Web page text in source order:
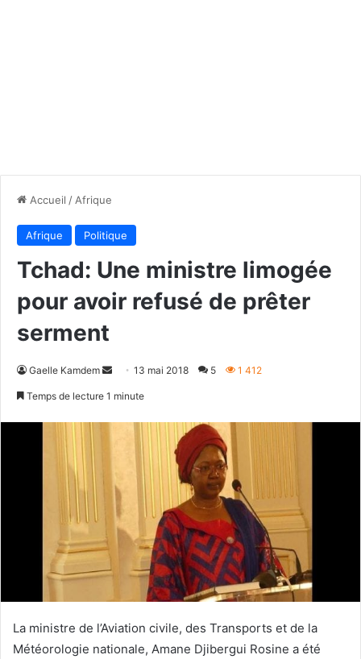
Accueil / Afrique
Afrique Politique
Tchad: Une ministre limogée
pour avoir refusé de prêter
serment
Gaelle Kamdem
Envoyer13 mai 2018 5 1 412
Temps de lecture 1 minute
La ministre de l’Aviation civile, des Transports et de la
Météorologie nationale, Amane Djibergui Rosine a été